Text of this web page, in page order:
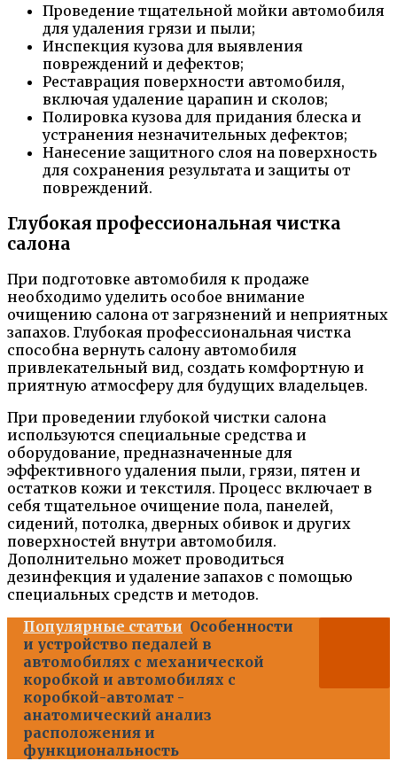
Проведение тщательной мойки автомобиля
для удаления грязи и пыли;
Инспекция кузова для выявления
повреждений и дефектов;
Реставрация поверхности автомобиля,
включая удаление царапин и сколов;
Полировка кузова для придания блеска и
устранения незначительных дефектов;
Нанесение защитного слоя на поверхность
для сохранения результата и защиты от
повреждений.
Глубокая профессиональная чистка
салона
При подготовке автомобиля к продаже
необходимо уделить особое внимание
очищению салона от загрязнений и неприятных
запахов. Глубокая профессиональная чистка
способна вернуть салону автомобиля
привлекательный вид, создать комфортную и
приятную атмосферу для будущих владельцев.
При проведении глубокой чистки салона
используются специальные средства и
оборудование, предназначенные для
эффективного удаления пыли, грязи, пятен и
остатков кожи и текстиля. Процесс включает в
себя тщательное очищение пола, панелей,
сидений, потолка, дверных обивок и других
поверхностей внутри автомобиля.
Дополнительно может проводиться
дезинфекция и удаление запахов с помощью
специальных средств и методов.
Популярные статьи Особенности
и устройство педалей в
автомобилях с механической
коробкой и автомобилях с
коробкой-автомат -
анатомический анализ
расположения и
функциональность